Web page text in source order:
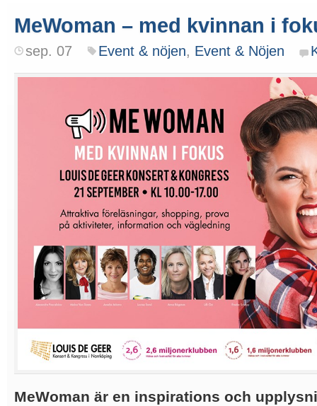
MeWoman – med kvinnan i
sep. 07 Event & nöjen, Event & Nöjen
MeWoman är en inspirations och